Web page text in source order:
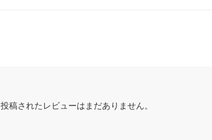
投稿されたレビューはまだありません。